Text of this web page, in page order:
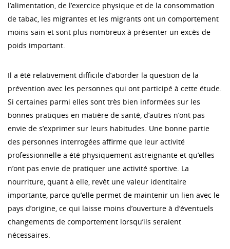
l’alimentation, de l’exercice physique et de la consommation
de tabac, les migrantes et les migrants ont un comportement
moins sain et sont plus nombreux à présenter un excès de
poids important.
Il a été relativement difficile d’aborder la question de la
prévention avec les personnes qui ont participé à cette étude.
Si certaines parmi elles sont très bien informées sur les
bonnes pratiques en matière de santé, d’autres n’ont pas
envie de s’exprimer sur leurs habitudes. Une bonne partie
des personnes interrogées affirme que leur activité
professionnelle a été physiquement astreignante et qu’elles
n’ont pas envie de pratiquer une activité sportive. La
nourriture, quant à elle, revêt une valeur identitaire
importante, parce qu’elle permet de maintenir un lien avec le
pays d’origine, ce qui laisse moins d’ouverture à d’éventuels
changements de comportement lorsqu’ils seraient
nécessaires.